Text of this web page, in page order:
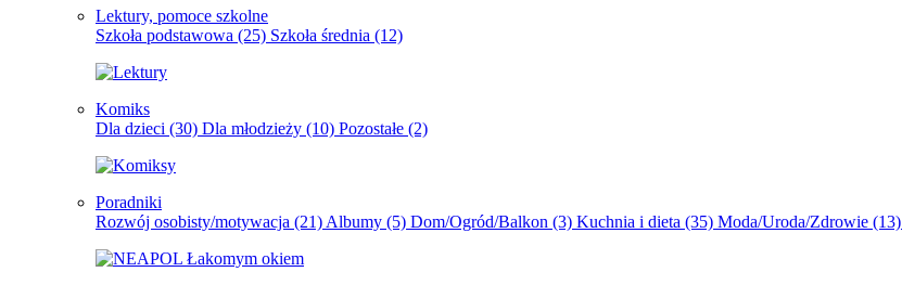
Lektury, pomoce szkolne
Szkoła podstawowa (25) Szkoła średnia (12)
Komiks
Dla dzieci (30) Dla młodzieży (10) Pozostałe (2)
Poradniki
Rozwój osobisty/motywacja (21) Albumy (5) Dom/Ogród/Balkon (3) Kuchnia i dieta (35) Moda/Uroda/Zdrowie (13)